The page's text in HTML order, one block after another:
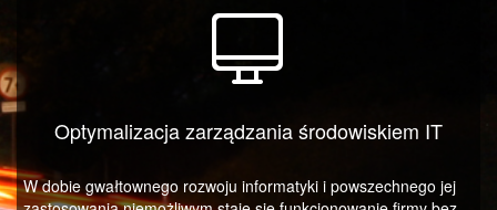
Optymalizacja zarządzania środowiskiem IT
W dobie gwałtownego rozwoju informatyki i powszechnego jej